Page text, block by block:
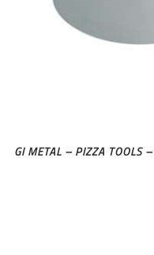
GI METAL – PIZZA TOOLS